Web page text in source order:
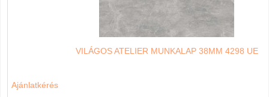
VILÁGOS ATELIER MUNKALAP 38MM 4298 UE
Ajánlatkérés